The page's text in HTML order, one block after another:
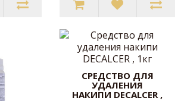
СРЕДСТВО ДЛЯ
УДАЛЕНИЯ
НАКИПИ DECALCER ,